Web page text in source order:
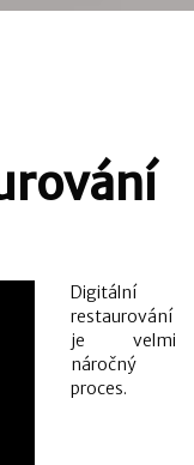
Digitální
restaurování
je velmi
náročný
proces.